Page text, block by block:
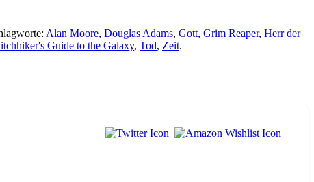
Alan Moore, Douglas Adams, Gott, Grim Reaper, Herr der
Guide to the Galaxy, Tod, Zeit.